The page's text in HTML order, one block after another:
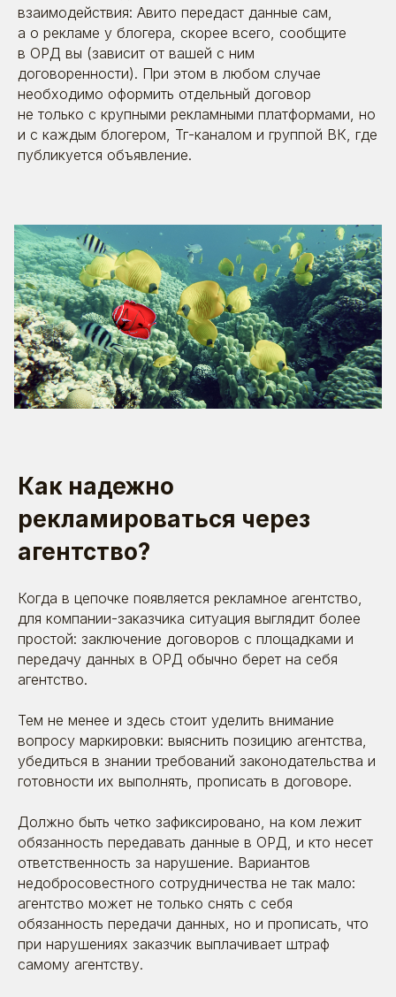
взаимодействия: Авито передаст данные сам,
а о рекламе у блогера, скорее всего, сообщите
в ОРД вы (зависит от вашей с ним
договоренности). При этом в любом случае
необходимо оформить отдельный договор
не только с крупными рекламными платформами, но
и с каждым блогером, Тг-каналом и группой ВК, где
публикуется объявление.
Как надежно
рекламироваться через
агентство?
Когда в цепочке появляется рекламное агентство,
для компании-заказчика ситуация выглядит более
простой: заключение договоров с площадками и
передачу данных в ОРД обычно берет на себя
агентство.
Тем не менее и здесь стоит уделить внимание
вопросу маркировки: выяснить позицию агентства,
убедиться в знании требований законодательства и
готовности их выполнять, прописать в договоре.
Должно быть четко зафиксировано, на ком лежит
обязанность передавать данные в ОРД, и кто несет
ответственность за нарушение. Вариантов
недобросовестного сотрудничества не так мало:
агентство может не только снять с себя
обязанность передачи данных, но и прописать, что
при нарушениях заказчик выплачивает штраф
самому агентству.
HR и живые полотна: как делать AI-
баннеры для поиска персонала
Время прочтения: ~ 8 минут